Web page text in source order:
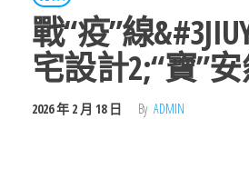
戰“疫”線
宅設計2;“寶”
2026 年 2 月 18 日 By ADMIN